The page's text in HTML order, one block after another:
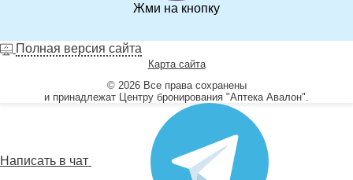
Жми на кнопку
Полная версия сайта
Карта сайта
© 2026 Все права сохранены
и принадлежат Центру бронирования "Аптека Авалон".
Написать в чат